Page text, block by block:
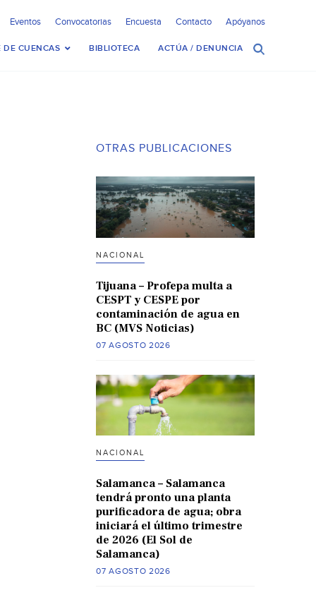
Eventos Convocatorias Encuesta Contacto Apóyanos
DE CUENCAS BIBLIOTECA ACTÚA / DENUNCIA
OTRAS PUBLICACIONES
NACIONAL
Tijuana – Profepa multa a
CESPT y CESPE por
contaminación de agua en
BC (MVS Noticias)
07 AGOSTO 2026
NACIONAL
Salamanca – Salamanca
tendrá pronto una planta
purificadora de agua; obra
iniciará el último trimestre
de 2026 (El Sol de
Salamanca)
07 AGOSTO 2026